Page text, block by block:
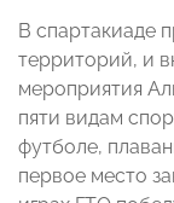
В спартакиаде
территорий, и
мероприятия
пяти видам
футболе,
первое место